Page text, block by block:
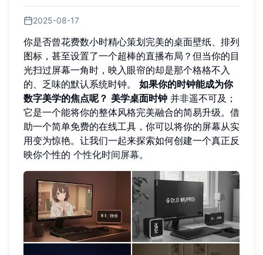
2025-08-17
你是否曾花费数小时精心策划完美的桌面壁纸、排列
图标，甚至设置了一个超棒的直播布局？但当你的目
光扫过屏幕一角时，映入眼帘的却是那个格格不入
的、乏味的默认系统时钟。 如果你的时钟能成为你
数字美学的焦点呢？ 美学桌面时钟 并非遥不可及；
它是一个能将你的整体风格完美融合的简易升级。借
助一个简单免费的在线工具，你可以将你的屏幕从实
用变为惊艳。让我们一起来探索如何创建一个真正反
映你个性的 个性化时间屏幕。